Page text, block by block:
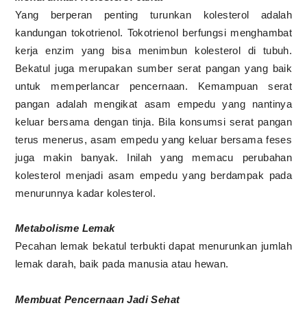
Yang berperan penting turunkan kolesterol adalah
kandungan tokotrienol. Tokotrienol berfungsi menghambat
kerja enzim yang bisa menimbun kolesterol di tubuh.
Bekatul juga merupakan sumber serat pangan yang baik
untuk memperlancar pencernaan. Kemampuan serat
pangan adalah mengikat asam empedu yang nantinya
keluar bersama dengan tinja. Bila konsumsi serat pangan
terus menerus, asam empedu yang keluar bersama feses
juga makin banyak. Inilah yang memacu perubahan
kolesterol menjadi asam empedu yang berdampak pada
menurunnya kadar kolesterol.
Metabolisme Lemak
Pecahan lemak bekatul terbukti dapat menurunkan jumlah
lemak darah, baik pada manusia atau hewan.
Membuat Pencernaan Jadi Sehat